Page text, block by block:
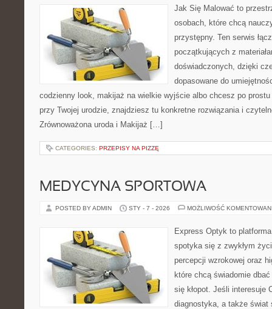
Jak Się Malować to
osobach, które chcą
przystępny. Ten serwis
początkujących z
doświadczonych, dzięki
dopasowane do
codzienny look, makijaż na wielkie wyjście albo chcesz po prostu
przy Twojej urodzie, znajdziesz tu konkretne rozwiązania i
Zrównoważona uroda i Makijaż […]
CATEGORIES: PRZEPISY NA PIZZĘ
MEDYCYNA SPORTOWA
POSTED BY ADMIN STY - 7 - 2026 MOŻLIWOŚĆ
Express Optyk to
spotyka się z zwykłym
percepcji wzrokowej oraz
które chcą świadomie
się kłopot. Jeśli interesuje
diagnostyka, a także świat